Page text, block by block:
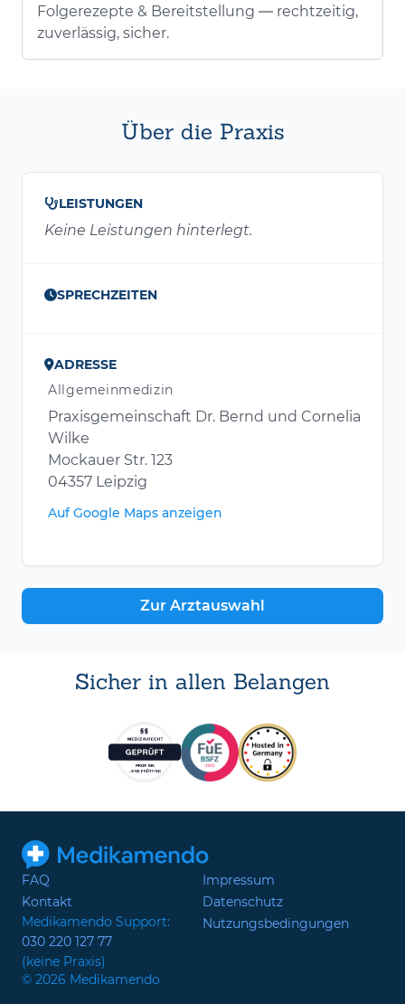
Folgerezepte & Bereitstellung — rechtzeitig,
zuverlässig, sicher.
Über die Praxis
LEISTUNGEN
Keine Leistungen hinterlegt.
SPRECHZEITEN
ADRESSE
Allgemeinmedizin
Praxisgemeinschaft Dr. Bernd und Cornelia
Wilke
Mockauer Str. 123
04357 Leipzig
Auf Google Maps anzeigen
Zur Arztauswahl
Sicher in allen Belangen
FAQ
Kontakt
Medikamendo Support:
030 220 127 77
(keine Praxis)
Impressum
Datenschutz
Nutzungsbedingungen
© 2026 Medikamendo